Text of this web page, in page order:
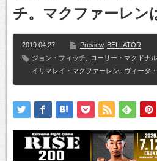
チ。マクファーレン
2019.04.27 Preview BELLATOR
ジョン・フィッチ
ローリー・マクドナ
イリマレイ・マクファーレン
ヴィータ